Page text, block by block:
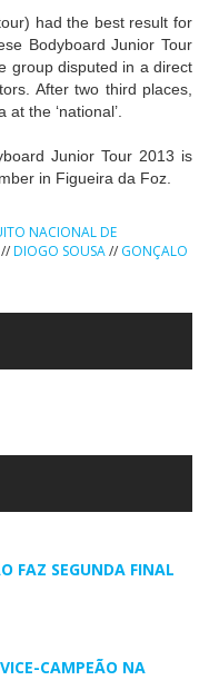
had the best result for
Bodyboard Junior Tour
group disputed in a direct
After two third places,
the ‘national’.
Junior Tour 2013 is
in Figueira da Foz.
NACIONAL DE
//DIOGO SOUSA// GONÇALO
FAZ SEGUNDA FINAL
CAMPEÃO NA